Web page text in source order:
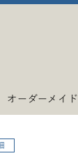
オーダーメイド